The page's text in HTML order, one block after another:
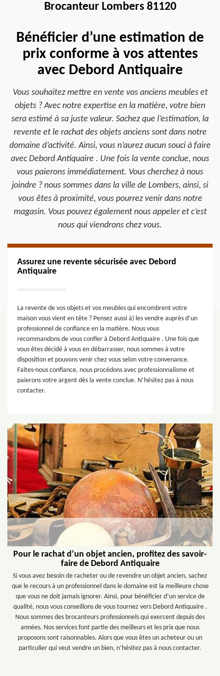
Brocanteur Lombers 81120
Bénéficier d’une estimation de
prix conforme à vos attentes
avec Debord Antiquaire
Vous souhaitez mettre en vente vos anciens meubles et
objets ? Avec notre expertise en la matière, votre bien
sera estimé à sa juste valeur. Sachez que l’estimation, la
revente et le rachat des objets anciens sont dans notre
domaine d’activité. Ainsi, vous n’aurez aucun souci à faire
avec Debord Antiquaire . Une fois la vente conclue, nous
vous paierons immédiatement. Vous cherchez à nous
joindre ? nous sommes dans la ville de Lombers, ainsi, si
vous êtes à proximité, vous pourrez venir dans notre
magasin. Vous pouvez également nous appeler et c’est
nous qui viendrons chez vous.
Assurez une revente sécurisée avec Debord
Antiquaire
La revente de vos objets et vos meubles qui encombrent votre
maison vous vient en tête ? Pensez aussi à) les vendre auprès d’un
professionnel de confiance en la matière. Nous vous
recommandons de vous confier à Debord Antiquaire . Une fois que
vous êtes décidé à vous en débarrasser, nous sommes à votre
disposition et pouvons venir chez vous selon votre convenance.
Faites-nous confiance, nous procédons avec professionnalisme et
paierons votre argent dès la vente conclue. N’hésitez pas à nous
contacter.
Pour le rachat d’un objet ancien, profitez des savoir-
faire de Debord Antiquaire
Si vous avez besoin de racheter ou de revendre un objet ancien, sachez
que le recours à un professionnel dans le domaine est la meilleure chose
que vous ne doit jamais ignorer. Ainsi, pour bénéficier d’un service de
qualité, nous vous conseillons de vous tournez vers Debord Antiquaire .
Nous sommes des brocanteurs professionnels qui exercent depuis des
années. Nos services font partie des meilleurs et les prix que nous
proposons sont raisonnables. Alors que vous êtes un acheteur ou un
particulier qui veut vendre un bien, n’hésitez pas à nous contacter.